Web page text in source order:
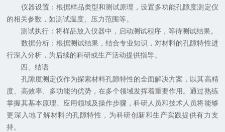
仪器设置：根据样品类型和测试原理，设置多功能孔隙度测定仪
的相关参数，如测试温度、压力范围等。
测试执行：将样品放入仪器中，启动测试程序，等待测试结果。
数据分析：根据测试结果，结合专业知识，对材料的孔隙特性进
行深入分析，为后续的科研或生产活动提供指导。
四、结语
孔隙度测定仪作为探索材料孔隙特性的全面解决方案，以其高精
度、高效率、多功能的优势，在多个领域发挥着重要作用。通过熟练
掌握其基本原理、应用领域及操作步骤，科研人员和技术人员将能够
更深入地了解材料的孔隙特性，为科研创新和生产实践提供有力支
持。